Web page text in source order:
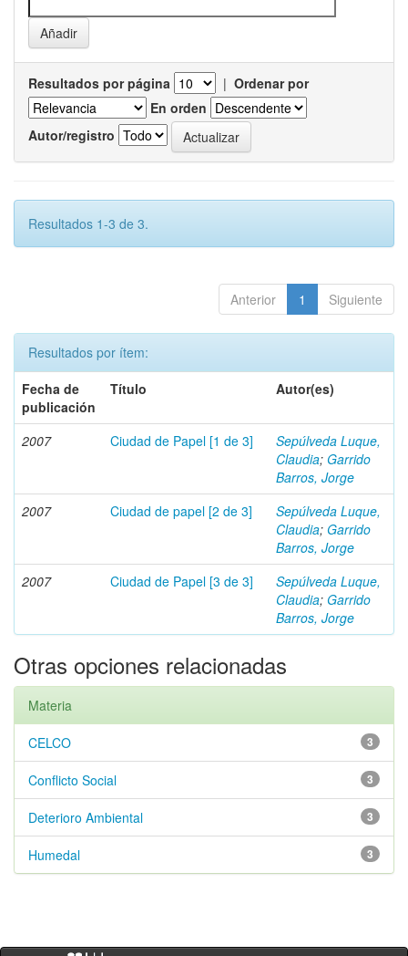
Resultados por página | Ordenar por
En orden
Autor/registro
Resultados 1-3 de 3.
Anterior 1 Siguiente
Resultados por ítem:
Fecha de
publicación
Título Autor(es)
2007 Ciudad de Papel [1 de 3]
Sepúlveda Luque,
Claudia; Garrido
Barros, Jorge
2007
Ciudad de papel [2 de 3]
Sepúlveda Luque,
Claudia; Garrido
Barros, Jorge
2007
Ciudad de Papel [3 de 3]
Sepúlveda Luque,
Claudia; Garrido
Barros, Jorge
Otras opciones relacionadas
Materia
3
CELCO
3
Conflicto Social
3
Deterioro Ambiental
3
Humedal